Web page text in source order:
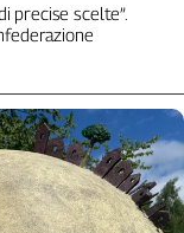
precise scelte”.